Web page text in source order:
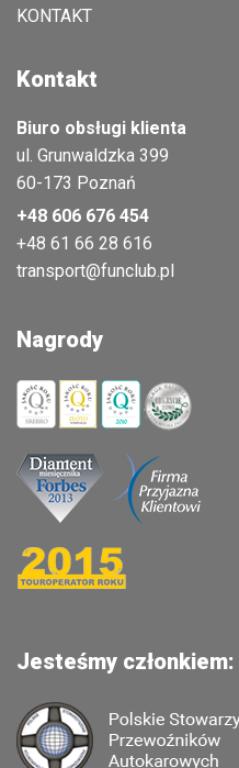
KONTAKT
Kontakt
Biuro obsługi klienta
ul. Grunwaldzka 399
60-173 Poznań
+48 606 676 454
+48 61 66 28 616
transport@funclub.pl
Nagrody
Jesteśmy członkiem: